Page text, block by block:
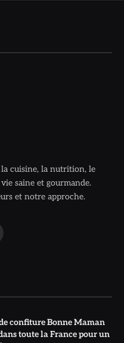
cuisine, la nutrition, le
saine et gourmande.
et notre approche.
confiture Bonne Maman
toute la France pour un